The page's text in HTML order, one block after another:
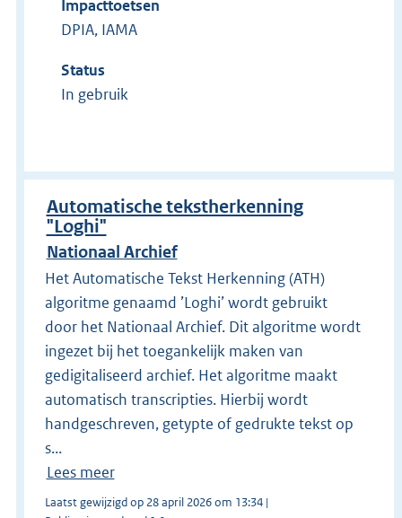
Impacttoetsen
DPIA, IAMA
Status
In gebruik
Automatische tekstherkenning
"Loghi"
Nationaal Archief
Het Automatische Tekst Herkenning (ATH)
algoritme genaamd ’Loghi’ wordt gebruikt
door het Nationaal Archief. Dit algoritme wordt
ingezet bij het toegankelijk maken van
gedigitaliseerd archief. Het algoritme maakt
automatisch transcripties. Hierbij wordt
handgeschreven, getypte of gedrukte tekst op
s...
Lees meer
Laatst gewijzigd op 28 april 2026 om 13:34 |